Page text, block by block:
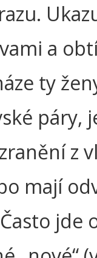
a
ty
páry,
z
mají
jde